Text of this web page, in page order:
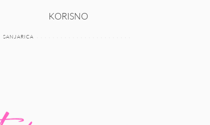
KORISNO
SANJARICA